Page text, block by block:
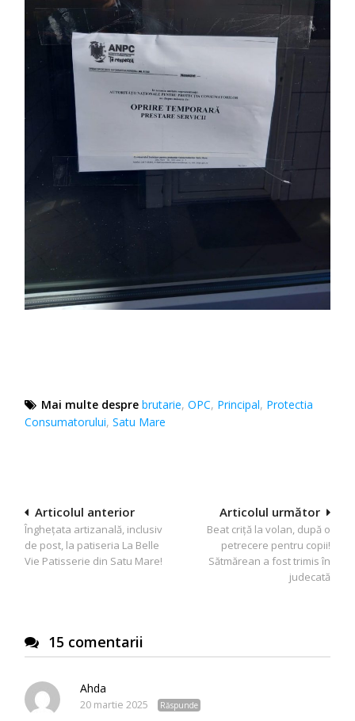
Mai multe despre brutarie,OPC, Principal, Protectia
Consumatorului,Satu Mare
Navigare
în
articole
Articolul următor
Beat criță la volan, după o
petrecere pentru copii!
Sătmărean a fost trimis în
judecată
Articolul anterior
Înghețata artizanală, inclusiv
de post, la patiseria La Belle
Vie Patisserie din Satu Mare!
15 comentarii
Ahda
20 martie 2025 Răspunde